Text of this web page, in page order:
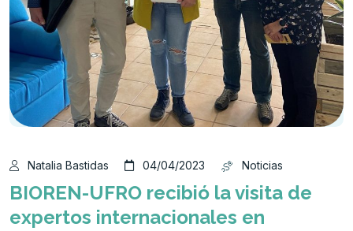
Natalia Bastidas 04/04/2023 Noticias
BIOREN-UFRO recibió la visita de
expertos internacionales en